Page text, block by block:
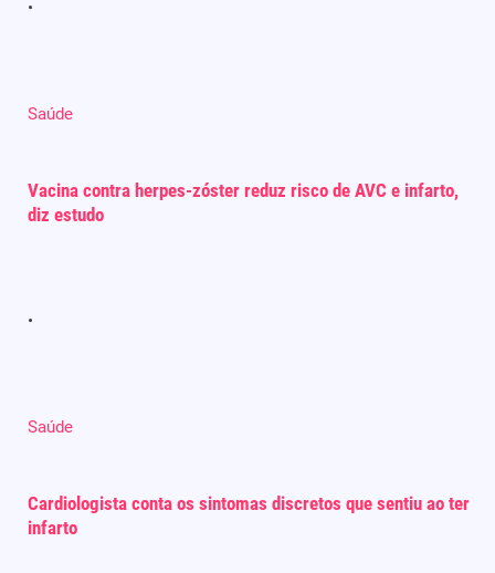
Saúde
Vacina contra herpes-zóster reduz risco de AVC e infarto,
diz estudo
Saúde
Cardiologista conta os sintomas discretos que sentiu ao ter
infarto